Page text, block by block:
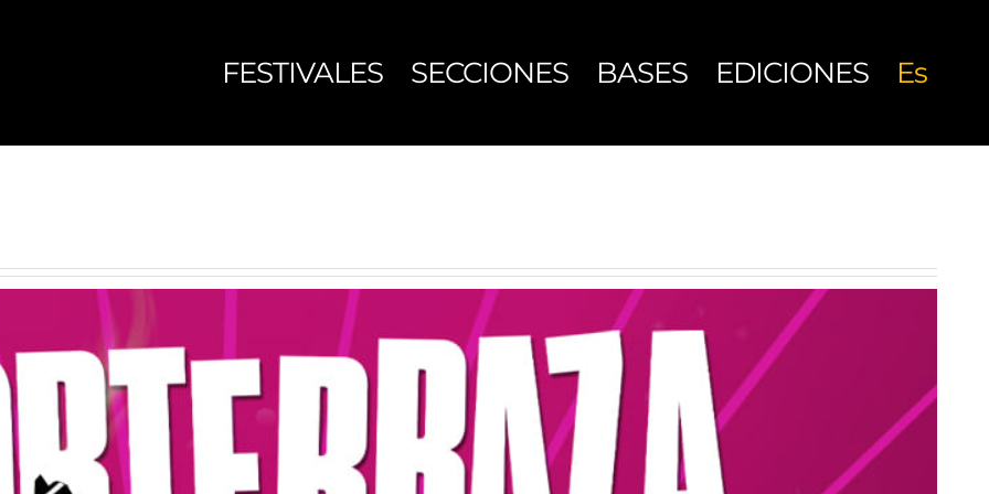
FESTIVALES SECCIONES BASES EDICIONES Es